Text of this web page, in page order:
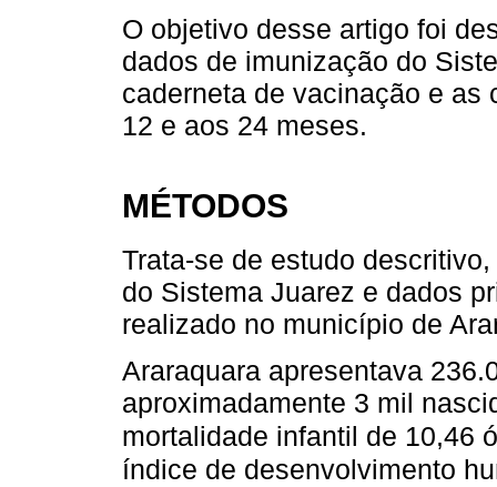
O objetivo desse artigo foi
dados de imunização do
caderneta de vacinação e as
12 e aos 24 meses.
MÉTODOS
Trata-se de estudo
do Sistema Juarez e dados
realizado no município de
Araraquara apresentava
aproximadamente 3 mil
mortalidade infantil de 10,46
índice de desenvolvimento